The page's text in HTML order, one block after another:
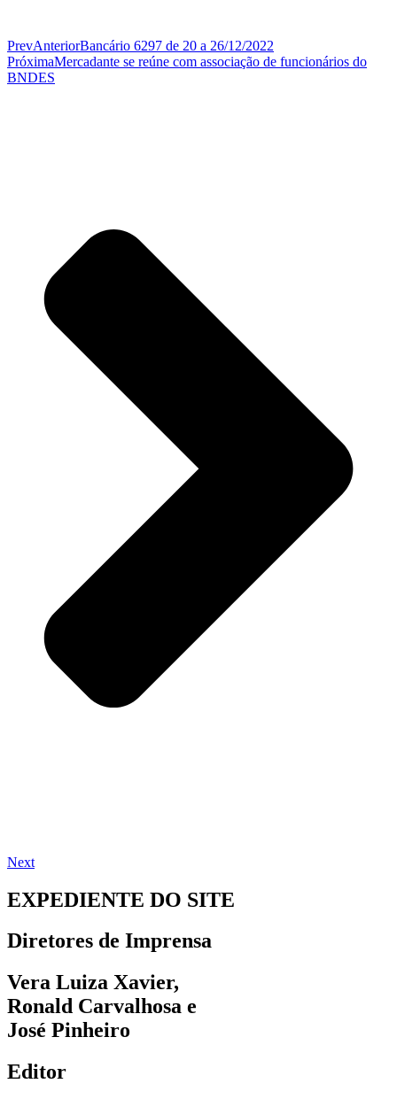
PrevAnteriorBancário 6297 de 20 a 26/12/2022
PróximaMercadante se reúne com associação de funcionários do
BNDES
Next
EXPEDIENTE DO SITE
Diretores de Imprensa
Vera Luiza Xavier,
Ronald Carvalhosa e
José Pinheiro
Editor